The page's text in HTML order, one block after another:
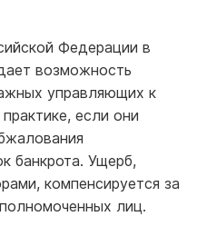
Федерации в
возможность
управляющих к
если они
банкрота. Ущерб,
компенсируется за
лиц.